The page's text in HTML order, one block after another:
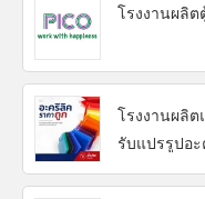
โรงงานผลิต
โรงงานผลิ
รับแปรรูปอ